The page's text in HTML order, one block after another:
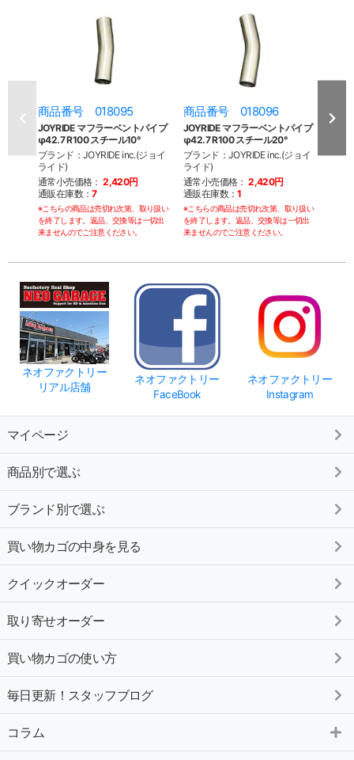
商品番号 018095
JOYRIDE マフラーベントパイプ
φ42.7 R100 スチール10°
ブランド：JOYRIDE inc.(ジョイ
ライド)
通常小売価格： 2,420円
通販在庫数：7
※こちらの商品は売切れ次第、取り扱い
を終了します。返品、交換等は一切出
来ませんのでご注意ください。
商品番号 018096
JOYRIDE マフラーベントパイプ
φ42.7 R100 スチール20°
ブランド：JOYRIDE inc.(ジョイ
ライド)
通常小売価格： 2,420円
通販在庫数：1
※こちらの商品は売切れ次第、取り扱い
を終了します。返品、交換等は一切出
来ませんのでご注意ください。
商
ブラ
ネオファクトリー
リアル店舗
ネオファクトリー
FaceBook
ネオファクトリー
Instagram
マイページ
商品別で選ぶ
ブランド別で選ぶ
買い物カゴの中身を見る
クイックオーダー
取り寄せオーダー
買い物カゴの使い方
毎日更新！スタッフブログ
コラム